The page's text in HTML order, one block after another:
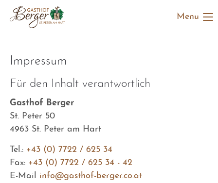
Der Eintrag "offcanvas-col1" existiert leider nicht.
Der Eintrag "offcanvas-col3" existiert leider nicht.
Der Eintrag "offcanvas-col4" existiert leider nicht.
Menu
Impressum
Für den Inhalt verantwortlich
Gasthof Berger
St. Peter 50
4963 St. Peter am Hart
Tel.: +43 (0) 7722 / 625 34
Fax: +43 (0) 7722 / 625 34 - 42
E-Mail info@gasthof-berger.co.at